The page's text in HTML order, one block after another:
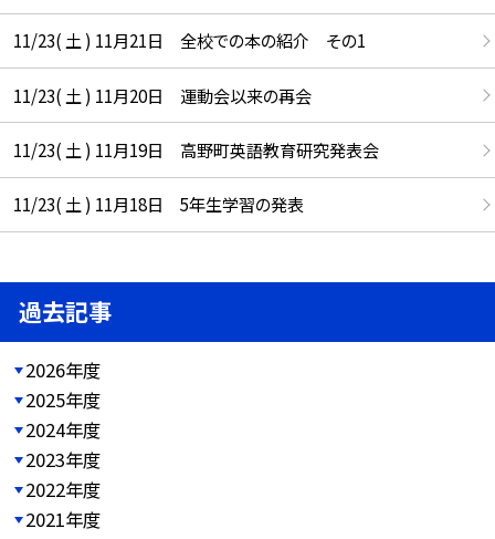
11/23( 土 ) 11月21日 全校での本の紹介 その1
11/23( 土 ) 11月20日 運動会以来の再会
11/23( 土 ) 11月19日 高野町英語教育研究発表会
11/23( 土 ) 11月18日 5年生学習の発表
過去記事
2026年度
2025年度
2024年度
2023年度
2022年度
2021年度